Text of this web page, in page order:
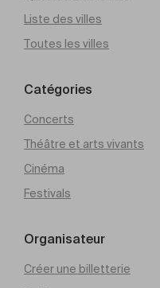
Liste des villes
Toutes les villes
Catégories
Concerts
Théâtre et arts vivants
Cinéma
Festivals
Organisateur
Créer une billetterie